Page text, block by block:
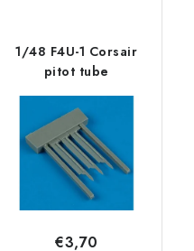
1/48 F4U-1 Corsair
pitot tube
€3,70